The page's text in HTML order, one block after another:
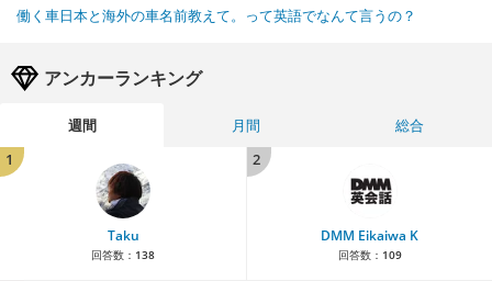
働く車日本と海外の車名前教えて。って英語でなんて言うの？
アンカーランキング
週間 月間
総合
1
Taku
回答数： 138
2
DMM Eikaiwa K
回答数： 109